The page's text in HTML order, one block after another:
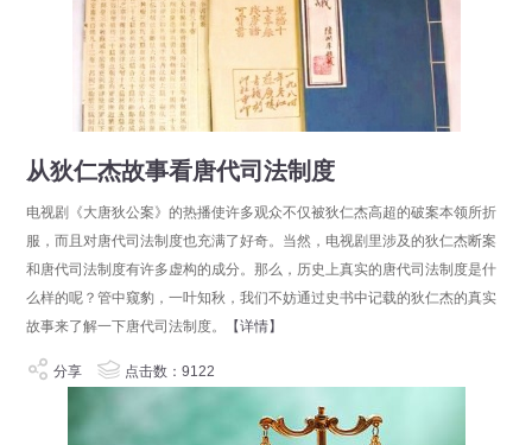
从狄仁杰故事看唐代司法制度
电视剧《大唐狄公案》的热播使许多观众不仅被狄仁杰高超的破案本领所折
服，而且对唐代司法制度也充满了好奇。当然，电视剧里涉及的狄仁杰断案
和唐代司法制度有许多虚构的成分。那么，历史上真实的唐代司法制度是什
么样的呢？管中窥豹，一叶知秋，我们不妨通过史书中记载的狄仁杰的真实
故事来了解一下唐代司法制度。
【详情】
分享 点击数：9122